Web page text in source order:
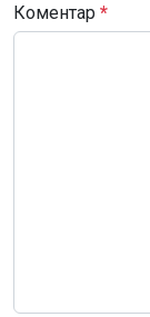
Коментар *